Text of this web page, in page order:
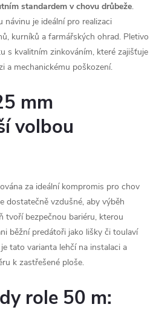
standardem v chovu drůbeže.
návinu je ideální pro realizaci
kurníků a farmářských ohrad. Pletivo
s kvalitním zinkováním, které zajišťuje
a mechanickému poškození.
mm
volbou
za ideální kompromis pro chov
dostatečně vzdušné, aby výběh
tvoří bezpečnou bariéru, kterou
běžní predátoři jako lišky či toulaví
tato varianta lehčí na instalaci a
k zastřešené ploše.
role 50 m: